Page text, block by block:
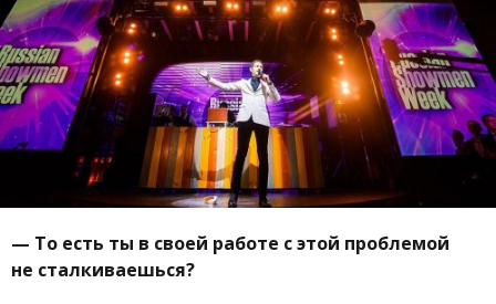
— То есть ты в своей работе с этой проблемой
не сталкиваешься?